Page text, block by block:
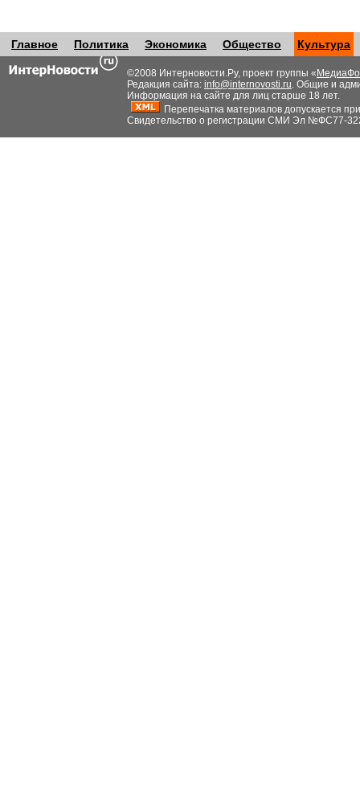
Главное Политика Экономика Общество Культура
©2008 Интерновости.Ру, проект группы «
Редакция сайта: info@internovosti.ru. Общие и
Информация на сайте для лиц старше 18 лет.
Перепечатка материалов допускается
Свидетельство о регистрации СМИ Эл №ФС77-